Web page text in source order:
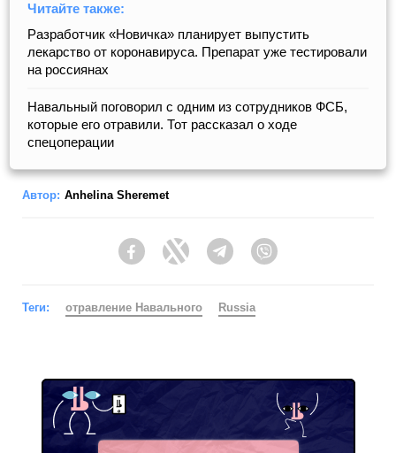
Читайте также:
Разработчик «Новичка» планирует выпустить
лекарство от коронавируса. Препарат уже тестировали
на россиянах
Навальный поговорил с одним из сотрудников ФСБ,
которые его отравили. Тот рассказал о ходе
спецоперации
Автор: Anhelina Sheremet
FacebookTwitter Telegram
Теги: отравление Навального Russia